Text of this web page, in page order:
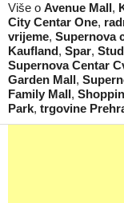
Više o Avenue Mall,
City Centar One,
vrijeme, Supernova
Kaufland, Spar,
Supernova Centar
Garden Mall,
Family Mall,
Park, trgovine